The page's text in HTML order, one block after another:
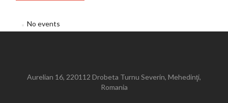
No events
Aurelian 16, 220112 Drobeta Turnu Severin, Mehedinţi,
Romania